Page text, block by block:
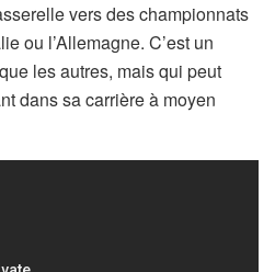
vers des championnats
ou l’Allemagne. C’est un
les autres, mais qui peut
dans sa carrière à moyen